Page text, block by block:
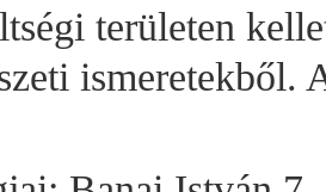
területen
ismeretekből.